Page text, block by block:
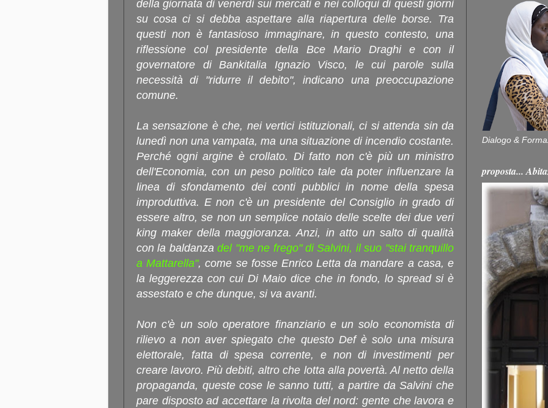
della giornata di venerdì sui mercati e nei colloqui di questi giorni
su cosa ci si debba aspettare alla riapertura delle borse. Tra
questi non è fantasioso immaginare, in questo contesto, una
riflessione col presidente della Bce Mario Draghi e con il
governatore di Bankitalia Ignazio Visco, le cui parole sulla
necessità di "ridurre il debito", indicano una preoccupazione
comune.
La sensazione è che, nei vertici istituzionali, ci si attenda sin da
lunedì non una vampata, ma una situazione di incendio costante.
Perché ogni argine è crollato. Di fatto non c'è più un ministro
dell'Economia, con un peso politico tale da poter influenzare la
linea di sfondamento dei conti pubblici in nome della spesa
improduttiva. E non c'è un presidente del Consiglio in grado di
essere altro, se non un semplice notaio delle scelte dei due veri
king maker della maggioranza. Anzi, in atto un salto di qualità
con la baldanzadel "me ne frego" di Salvini, il suo "stai tranquillo
a Mattarella", come se fosse Enrico Letta da mandare a casa, e
la leggerezza con cui Di Maio dice che in fondo, lo spread si è
assestato e che dunque, si va avanti.
Non c'è un solo operatore finanziario e un solo economista di
rilievo a non aver spiegato che questo Def è solo una misura
elettorale, fatta di spesa corrente, e non di investimenti per
creare lavoro. Più debiti, altro che lotta alla povertà. Al netto della
propaganda, queste cose le sanno tutti, a partire da Salvini che
pare disposto ad accettare la rivolta del nord: gente che lavora e
Dialogo &
proposta...